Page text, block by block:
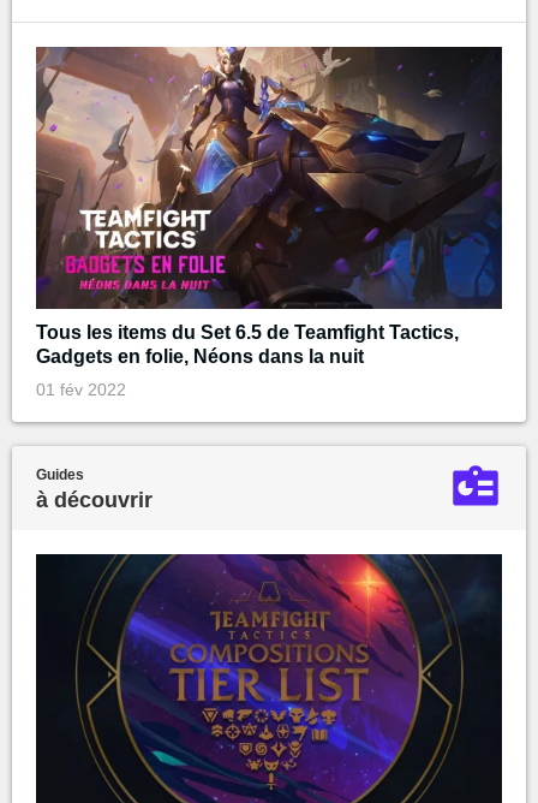
Tous les items du Set 6.5 de Teamfight Tactics,
Gadgets en folie, Néons dans la nuit
01 fév 2022
Guides
à découvrir